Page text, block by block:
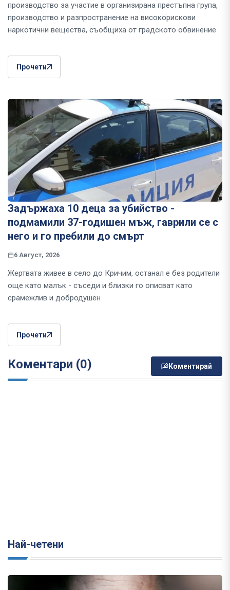
производство за участие в организирана престъпна група,
производство и разпространение на високорискови
наркотични вещества, съобщиха от градското обвинение
Прочети
Задържаха 10 деца за убийство -
подмамили 37-годишен мъж, гаврили се с
него и го пребили до смърт
6 Август, 2026
Жертвата живее в село до Кричим, останал е без родители
още като малък - съседи и близки го описват като
срамежлив и добродушен
Прочети
Коментари (0) Коментирай
Най-четени